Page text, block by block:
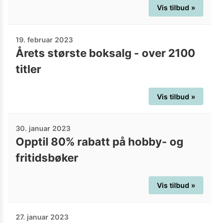
Vis tilbud »
19. februar 2023
Årets største boksalg - over 2100
titler
Vis tilbud »
30. januar 2023
Opptil 80% rabatt på hobby- og
fritidsbøker
Vis tilbud »
27. januar 2023